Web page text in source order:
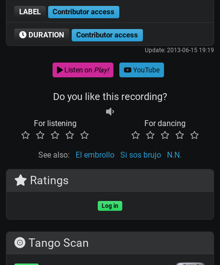
LABEL Contributor access
DURATION Contributor access
Update: 2013-06-15 19:19
Listen on Play! YouTube
Do you like this recording?
For listening For dancing
See also: El embrollo Si sos brujo N.N.
Ratings
Log in
Tango Scan